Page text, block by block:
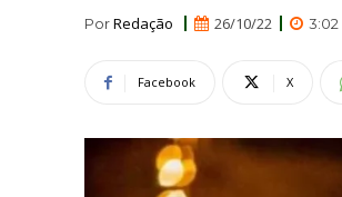
PorRedação 26/10/22
Facebook X